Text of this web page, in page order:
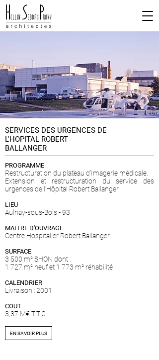
SERVICES DES URGENCES DE
L'HOPITAL ROBERT
BALLANGER
PROGRAMME
Restructuration du plateau d’Imagerie médicale.
Extension et restructuration du service des
urgences de l’Hôpital Robert Ballanger.
LIEU
Aulnay-sous-Bois - 93
MAITRE D'OUVRAGE
Centre Hospitalier Robert Ballanger
SURFACE
3 500 m² SHON dont :
1 727 m² neuf et 1 773 m² réhabilité
CALENDRIER
Livraison : 2001
COUT
3,37 M€ T.T.C.
EN SAVOIR PLUS